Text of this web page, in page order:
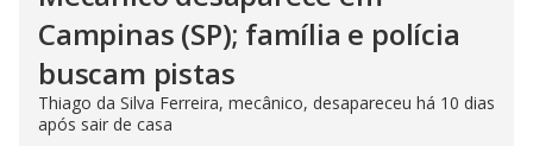
Campinas (SP); família e polícia
buscam pistas
Thiago da Silva Ferreira, mecânico, desapareceu há 10 dias
após sair de casa